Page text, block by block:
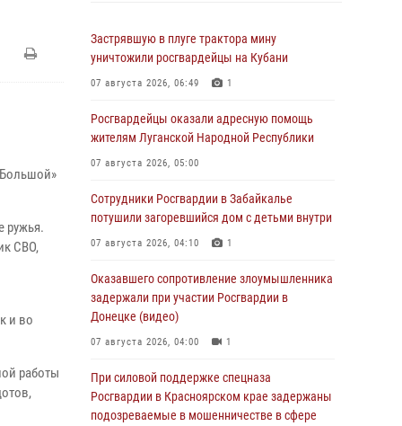
ружья.
СВО,
и во
работы
Застрявшую в плуге трактора мину
уничтожили росгвардейцы на Кубани
07 августа 2026, 06:49 1
Росгвардейцы оказали адресную помощь
жителям Луганской Народной Республики
07 августа 2026, 05:00
Сотрудники Росгвардии в Забайкалье
потушили загоревшийся дом с детьми внутри
07 августа 2026, 04:10 1
Оказавшего сопротивление злоумышленника
задержали при участии Росгвардии в
Донецке (видео)
07 августа 2026, 04:00 1
При силовой поддержке спецназа
Росгвардии в Красноярском крае задержаны
подозреваемые в мошенничестве в сфере